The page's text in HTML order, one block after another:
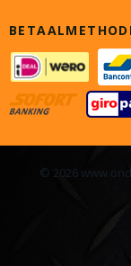
© 2026